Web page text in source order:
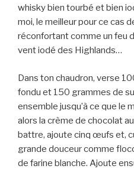
whisky bien tourbé et bien
moi, le meilleur pour ce cas
réconfortant comme un feu
vent iodé des Highlands…
Dans ton chaudron, verse
fondu et 150 grammes de
ensemble jusqu’à ce que le
alors la crème de chocolat
battre, ajoute cinq œufs et,
grande douceur comme
de farine blanche. Ajoute